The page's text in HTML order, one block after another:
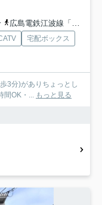
広島電鉄江波線「舟入川口町」駅 徒歩12分
宅配ボックス
3分)がありちょっとし
OK・...
もっと見る